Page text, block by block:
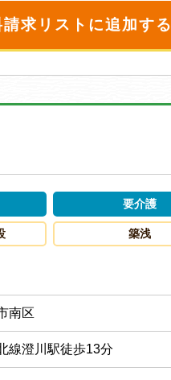
請求リストに追加する
要介護
築浅
南区
線澄川駅徒歩13分